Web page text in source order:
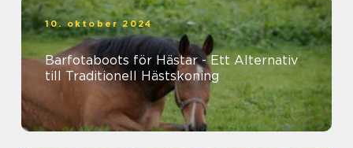
10. oktober 2024
Barfotaboots för Hästar - Ett Alternativ
till Traditionell Hästskoning